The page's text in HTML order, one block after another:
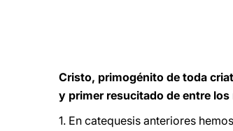
Cristo, primogénito de toda
y primer resucitado de entre
1. En catequesis anteriores